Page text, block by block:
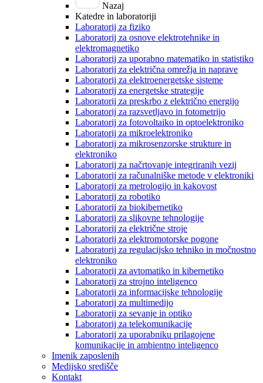
Nazaj
Katedre in laboratoriji
Laboratorij za fiziko
Laboratorij za osnove elektrotehnike in
elektromagnetiko
Laboratorij za uporabno matematiko in statistiko
Laboratorij za električna omrežja in naprave
Laboratorij za elektroenergetske sisteme
Laboratorij za energetske strategije
Laboratorij za preskrbo z električno energijo
Laboratorij za razsvetljavo in fotometrijo
Laboratorij za fotovoltaiko in optoelektroniko
Laboratorij za mikroelektroniko
Laboratorij za mikrosenzorske strukture in
elektroniko
Laboratorij za načrtovanje integriranih vezij
Laboratorij za računalniške metode v elektroniki
Laboratorij za metrologijo in kakovost
Laboratorij za robotiko
Laboratorij za biokibernetiko
Laboratorij za slikovne tehnologije
Laboratorij za električne stroje
Laboratorij za elektromotorske pogone
Laboratorij za regulacijsko tehniko in močnostno
elektroniko
Laboratorij za avtomatiko in kibernetiko
Laboratorij za strojno inteligenco
Laboratorij za informacijske tehnologije
Laboratorij za multimedijo
Laboratorij za sevanje in optiko
Laboratorij za telekomunikacije
Laboratorij za uporabniku prilagojene
komunikacije in ambientno inteligenco
Imenik zaposlenih
Medijsko središče
Kontakt